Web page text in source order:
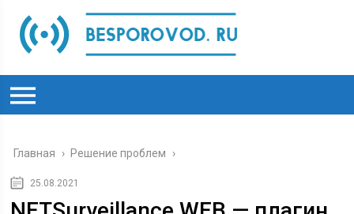
Главная › Решение проблем ›
25.08.2021